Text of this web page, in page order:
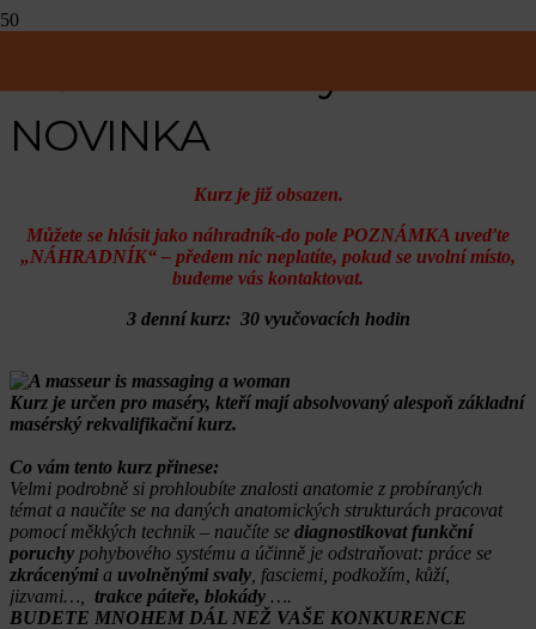
NOVINKA
Kurz je již obsazen.
Můžete se hlásit jako náhradník-do pole POZNÁMKA uveďte
„NÁHRADNÍK“ – předem nic neplatíte, pokud se uvolní místo,
budeme vás kontaktovat.
3 denní kurz: 30 vyučovacích hodin
Kurz je určen pro maséry, kteří mají absolvovaný alespoň základní
masérský rekvalifikační kurz.
Co vám tento kurz přinese:
Velmi podrobně si prohloubíte znalosti anatomie z probíraných
témat a naučíte se na daných anatomických strukturách pracovat
pomocí měkkých technik – naučíte se diagnostikovat funkční
poruchy pohybového systému a účinně je odstraňovat: práce se
zkrácenými a uvolněnými svaly , fasciemi, podkožím, kůží,
jizvami…,
trakce páteře, blokády ….
BUDETE MNOHEM DÁL NEŽ VAŠE KONKURENCE